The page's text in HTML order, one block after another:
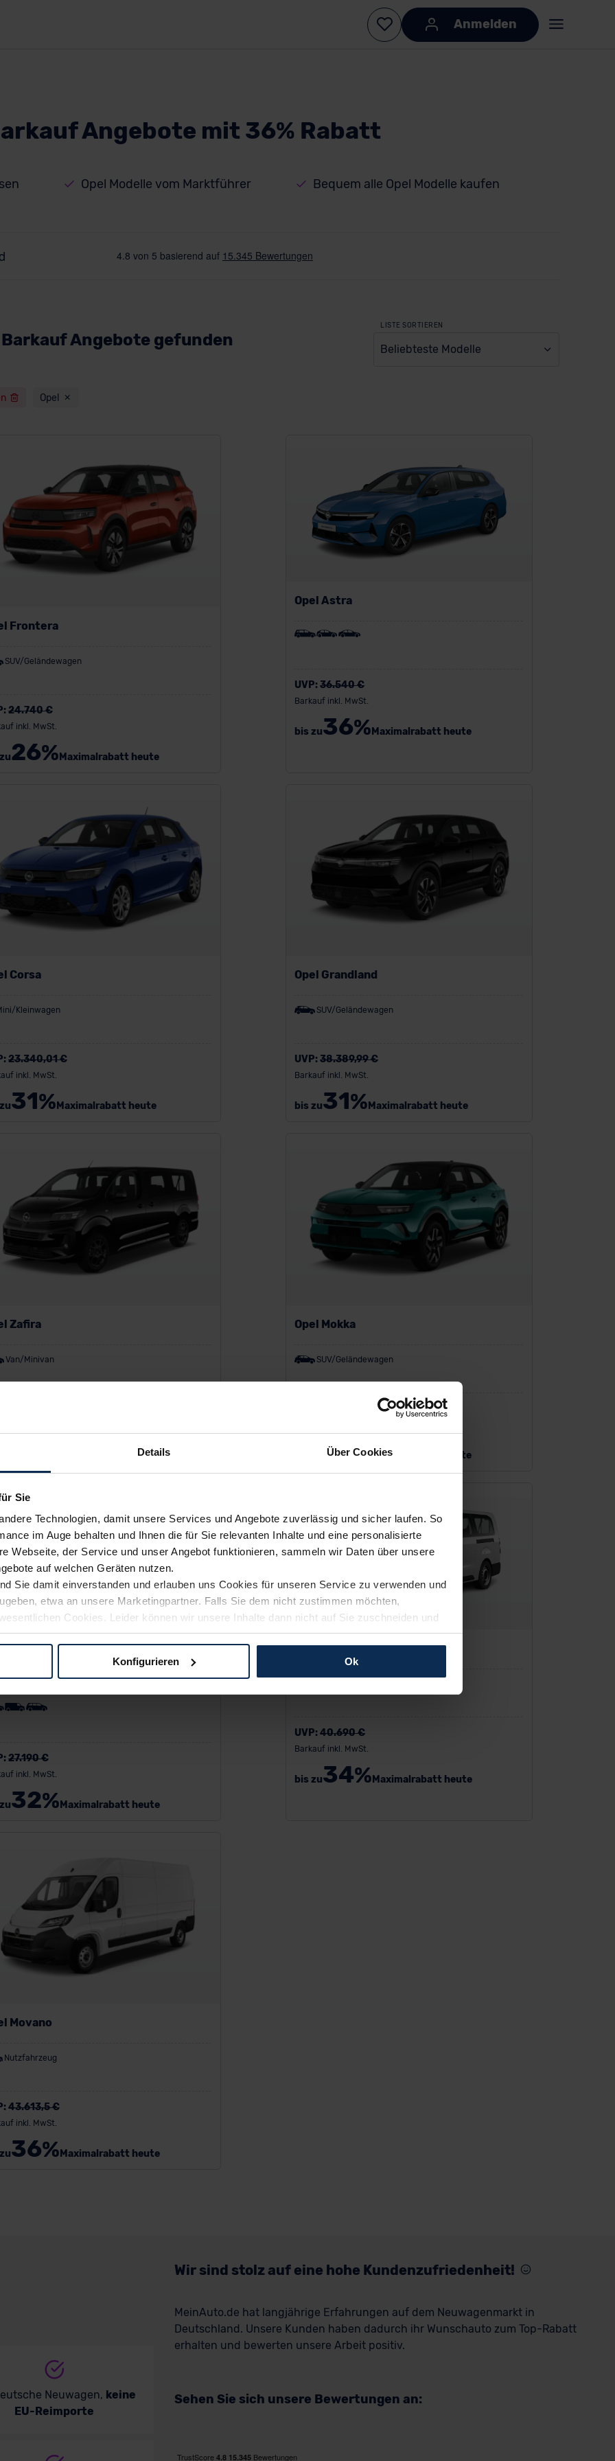
Details Über Cookies
Sie
Technologien, damit unsere Services und Angebote zuverlässig und sicher laufen. So
im Auge behalten und Ihnen die für Sie relevanten Inhalte und eine personalisierte
Webseite, der Service und unser Angebot funktionieren, sammeln wir Daten über unsere
auf welchen Geräten nutzen.
Sie damit einverstanden und erlauben uns Cookies für unseren Service zu verwenden und
etwa an unsere Marketingpartner. Falls Sie dem nicht zustimmen möchten,
Cookies. Leider können wir unsere Inhalte dann nicht auf Sie zuschneiden und
Weg zu Ihrem Neuwagen unterstützen. Sie können die Einstellungen jederzeit anpassen
der EU-Kommission (Art. 45 Abs. 1 DSGVO), von Standarddatenschutzklauseln (Art. 46
Sie hierzu Ihre Einwilligung freiwillig erteilen. Nähere Informationen zu den bestehenden
über den Kontakt zu unserem Datenschutzbeauftragten unter datenschutz@meinauto.de
Konfigurieren Ok
Anmelden
Angebote mit 36% Rabatt
Opel Modelle vom Marktführer Bequem alle Opel Modelle kaufen
Barkauf Angebote gefunden
LISTE SORTIEREN
Beliebteste Modelle
Opel
Frontera
SUV/Geländewagen
24.740 €
inkl. MwSt.
26% Maximalrabatt heute
Opel Astra
UVP:36.540 €
Barkauf inkl. MwSt.
bis zu36% Maximalrabatt heute
Corsa
Kleinwagen
23.340,01 €
inkl. MwSt.
31% Maximalrabatt heute
Opel Grandland
SUV/Geländewagen
UVP:38.389,99 €
Barkauf inkl. MwSt.
bis zu31% Maximalrabatt heute
Zafira
Van/Minivan
Maximalrabatt heute
Opel Mokka
SUV/Geländewagen
32%Maximalrabatt heute
27.190 €
inkl. MwSt.
32% Maximalrabatt heute
Opel Vivaro
UVP:40.690 €
Barkauf inkl. MwSt.
bis zu34% Maximalrabatt heute
Movano
Nutzfahrzeug
43.613,5 €
inkl. MwSt.
36%Maximalrabatt heute
Neuwagen, keine
EU-Reimporte
Wir sind stolz auf eine hohe Kundenzufriedenheit!
MeinAuto.de hat langjährige Erfahrungen auf dem Neuwagenmarkt in
Deutschland. Unsere Kunden haben dadurch ihr Wunschauto zum Top-Rabatt
erhalten und bewerten unsere Arbeit positiv.
Sehen Sie sich unsere Bewertungen an: